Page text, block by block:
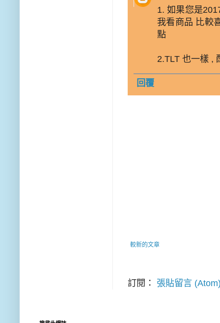
1. 如果您是
我看商品 比較
點
2.TLT 也一樣 ,
回覆
較新的文章
訂閱： 張貼留言